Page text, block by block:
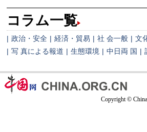
コラム一覧
| 政治・安全 | 経済・貿易 | 社 会一般 | 文
| 写 真による報道 | 生態環境 | 中日両 国 |